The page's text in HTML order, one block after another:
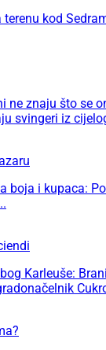
kod
ne znaju što se
svingeri iz
boja i kupaca:
Karleuše: